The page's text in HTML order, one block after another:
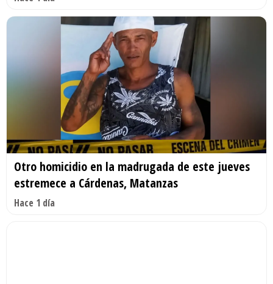
Otro homicidio en la madrugada de este jueves
estremece a Cárdenas, Matanzas
Hace 1 día